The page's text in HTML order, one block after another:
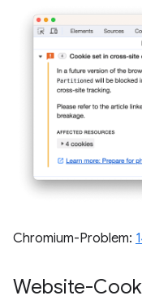
Chromium-Problem:
Website-